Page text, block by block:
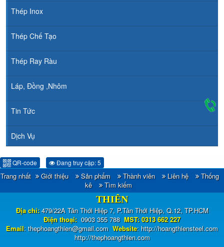
Thép Inox
Thép Chế Tạo
Thép Ray Ràu
Láp, Đồng ,Nhôm
Tin Tức
Dịch Vụ
QR-code Đang truy cập: 5
Trang nhất Giới thiệu Sản phẩm Thành viên Liên hệ
Thống
kê
Tìm kiếm
CÔNG TY TNHH ĐẦU TƯ TM - XNK HOÀNG
THIÊN
Địa chỉ:479/22A Tân Thới Hiệp 7, P.Tân Thới Hiệp, Q.12, TP.HCM
Điện thoại: 0903 355 788 MST: 0313 662 227
Email: thephoangthien@gmail.com Website: http://hoangthiensteel.com
http://thephoangthien.com